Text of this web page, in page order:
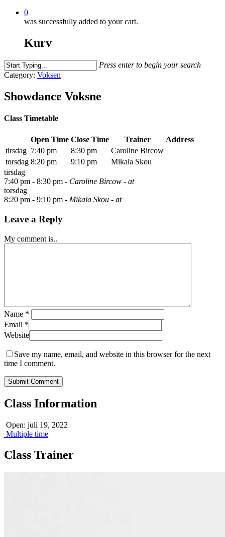
0
was successfully added to your cart.
Kurv
Press enter to begin your search
Close
Category: Voksen
Showdance Voksne
Class Timetable
Open Time Close Time Trainer
Address
tirsdag 7:40 pm 8:30 pm
Caroline Bircow
torsdag 8:20 pm 9:10 pm
Mikala Skou
tirsdag
7:40 pm - 8:30 pm - Caroline Bircow - at
torsdag
8:20 pm - 9:10 pm - Mikala Skou - at
Leave a Reply
My comment is..
Name *
Email *
Website
Save my name, email, and website in this browser for the next
time I comment.
Class Information
Open: juli 19, 2022
Multiple time
Class Trainer